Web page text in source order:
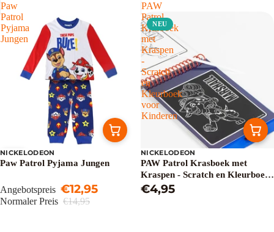
Paw
Patrol
Pyjama
Jungen
Sale
NICKELODEON
Paw Patrol Pyjama Jungen
Angebotspreis €12,95
Normaler Preis €14,95
PAW
Patrol
Krasboek
met
Kraspen
-
Scratch
en
Kleurboek
voor
Kinderen
NEU
NICKELODEON
PAW Patrol Krasboek met
Kraspen - Scratch en Kleurboek
voor Kinderen
€4,95